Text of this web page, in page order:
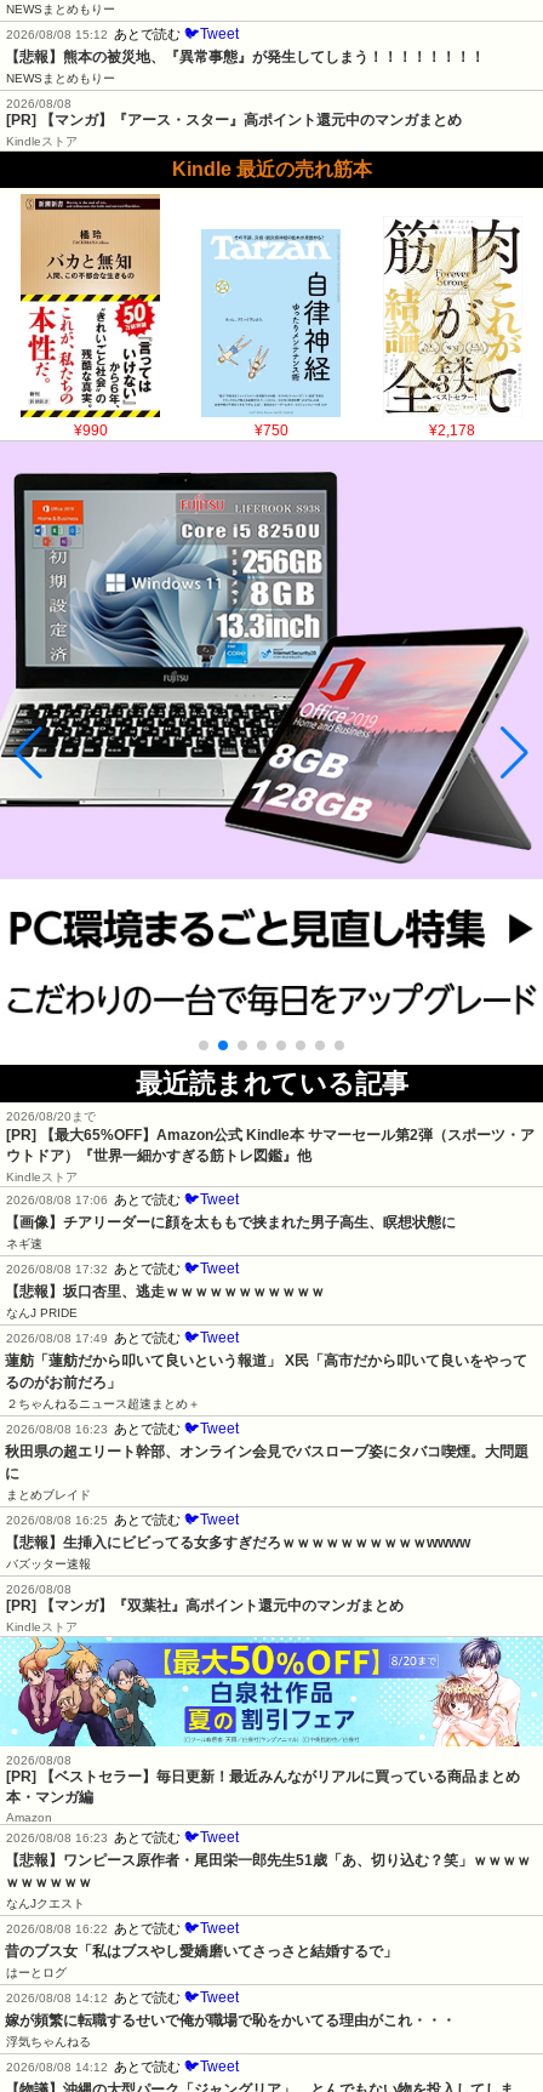
NEWSまとめもりー
2026/08/08 15:12
あとで読む 🐦Tweet
【悲報】熊本の被災地、『異常事態』が発生してしまう！！！！！！！！
NEWSまとめもりー
2026/08/08
[PR] 【マンガ】『アース・スター』高ポイント還元中のマンガまとめ
Kindleストア
Kindle 最近の売れ筋本
¥990 ¥750 ¥2,178
最近読まれている記事
2026/08/20まで
[PR]
【最大65%OFF】Amazon公式 Kindle本 サマーセール第2弾（スポーツ・ア
ウトドア）『世界一細かすぎる筋トレ図鑑』他
Kindleストア
2026/08/08 17:06
あとで読む 🐦Tweet
【画像】チアリーダーに顔を太ももで挟まれた男子高生、瞑想状態に
ネギ速
2026/08/08 17:32
あとで読む 🐦Tweet
【悲報】坂口杏里、逃走ｗｗｗｗｗｗｗｗｗｗｗ
なんJ PRIDE
2026/08/08 17:49
あとで読む 🐦Tweet
蓮舫「蓮舫だから叩いて良いという報道」 X民「高市だから叩いて良いをやって
るのがお前だろ」
２ちゃんねるニュース超速まとめ＋
2026/08/08 16:23
あとで読む 🐦Tweet
秋田県の超エリート幹部、オンライン会見でバスローブ姿にタバコ喫煙。大問題
に
まとめブレイド
2026/08/08 16:25
あとで読む 🐦Tweet
【悲報】生挿入にビビってる女多すぎだろｗｗｗｗｗｗｗｗｗｗwwww
バズッター速報
2026/08/08
[PR] 【マンガ】『双葉社』高ポイント還元中のマンガまとめ
Kindleストア
2026/08/08
[PR] 【ベストセラー】毎日更新！最近みんながリアルに買っている商品まとめ
本・マンガ編
Amazon
2026/08/08 16:23
あとで読む 🐦Tweet
【悲報】ワンピース原作者・尾田栄一郎先生51歳「あ、切り込む？笑」ｗｗｗｗ
ｗｗｗｗｗｗ
なんJクエスト
2026/08/08 16:22
あとで読む 🐦Tweet
昔のブス女「私はブスやし愛嬌磨いてさっさと結婚するで」
はーとログ
2026/08/08 14:12
あとで読む 🐦Tweet
嫁が頻繁に転職するせいで俺が職場で恥をかいてる理由がこれ・・・
浮気ちゃんねる
2026/08/08 14:12
あとで読む 🐦Tweet